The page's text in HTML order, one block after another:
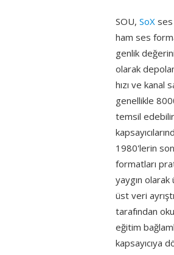
SOU, SoX
ham ses
genlik
olarak
hızı ve kanal
genellikle
temsil
1980'lerin
formatları
yaygın olarak
üst veri
tarafından
eğitim
kapsayıcıya